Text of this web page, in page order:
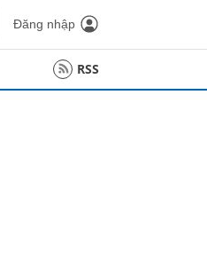
Đăng nhập
RSS